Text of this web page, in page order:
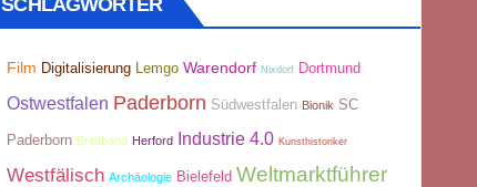
SCHLAGWÖRTER
Film Digitalisierung Lemgo Warendorf Nixdorf Dortmund
Ostwestfalen Paderborn Südwestfalen Bionik SC
Paderborn Breitband Herford Industrie 4.0 Kunsthistoriker
Westfälisch Archäologie Bielefeld Weltmarktführer